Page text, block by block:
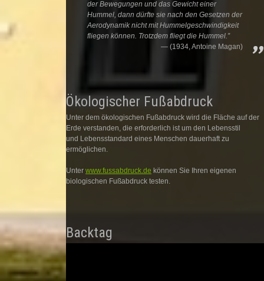
der Bewegungen und das Gewicht einer
Hummel, dann dürfte sie nach den Gesetzen der
Aerodynamik nicht mit Hummelgeschwindigkeit
fliegen können. Trotzdem fliegt die Hummel.”
(1934, Antoine Magan)
Ökologischer Fußabdruck
Unter dem ökologischen Fußabdruck wird die Fläche auf der
Erde verstanden, die erforderlich ist um den Lebensstil
und Lebensstandard eines Menschen dauerhaft zu
ermöglichen.
Unter www.fussabdruck.de können Sie Ihren eigenen
biologischen Fußabdruck testen.
Backtag